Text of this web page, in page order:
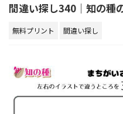
間違い探し340｜知の種
無料プリント 間違い探し